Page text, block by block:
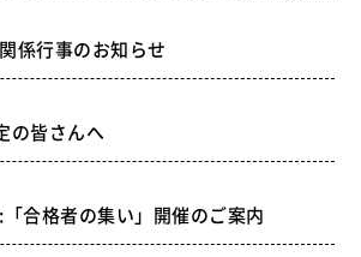
係行事のお知らせ
の皆さんへ
合格者の集い」開催のご案内